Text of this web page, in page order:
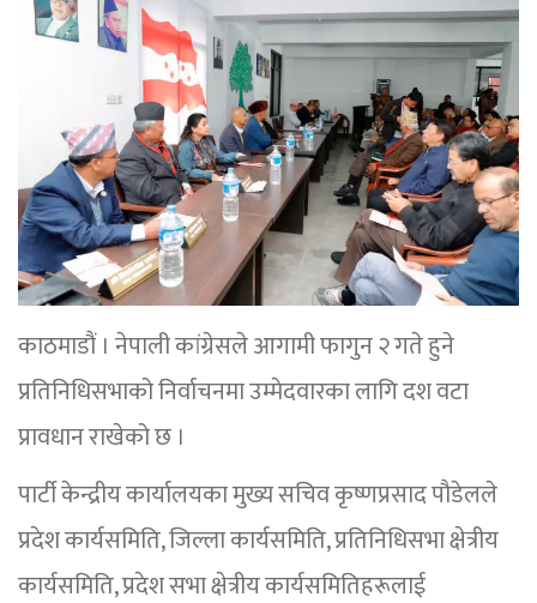
काठमाडौं । नेपाली कांग्रेसले आगामी फागुन २ गते हुने
प्रतिनिधिसभाको निर्वाचनमा उम्मेदवारका लागि दश वटा
प्रावधान राखेको छ ।
पार्टी केन्द्रीय कार्यालयका मुख्य सचिव कृष्णप्रसाद पौडेलले
प्रदेश कार्यसमिति, जिल्ला कार्यसमिति, प्रतिनिधिसभा क्षेत्रीय
कार्यसमिति, प्रदेश सभा क्षेत्रीय कार्यसमितिहरूलाई